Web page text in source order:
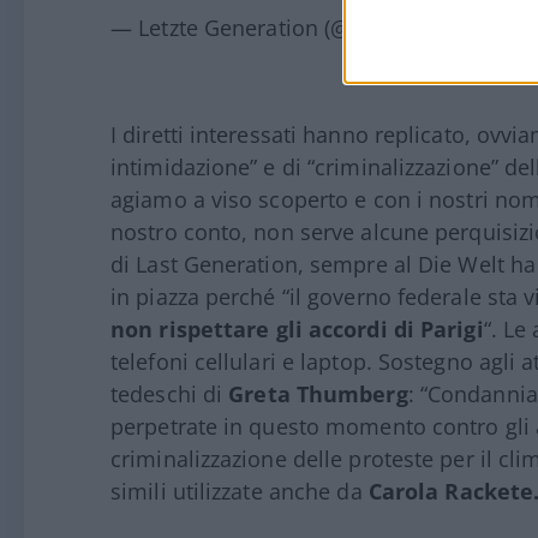
— Letzte Generation (@AufstandLastGen)
I diretti interessati hanno replicato,
intimidazione” e di “criminalizzazione”
agiamo a viso scoperto e con i nostri
nostro conto, non serve alcune
di Last Generation, sempre al Die Welt
in piazza perché “il governo federale sta
non rispettare gli accordi di Parigi“.
telefoni cellulari e laptop. Sostegno agli
tedeschi di Greta Thumberg: “
perpetrate in questo momento contro gli
criminalizzazione delle proteste per il
simili utilizzate anche da Carola Rackete.